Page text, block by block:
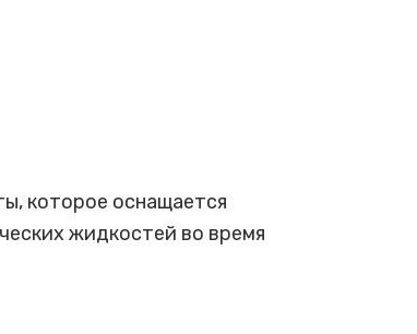
которое оснащается
жидкостей во время